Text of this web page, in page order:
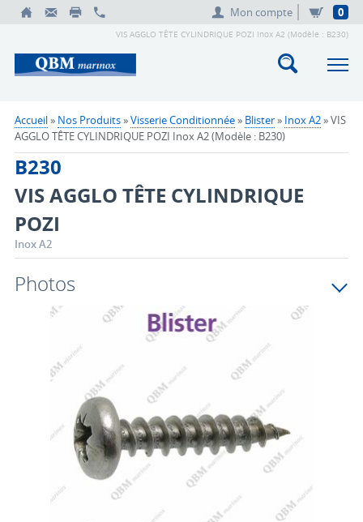
Mon compte 0
VIS AGGLO TÊTE CYLINDRIQUE POZI Inox A2 (Modèle : B230)
Accueil» Nos Produits»Visserie Conditionnée» Blister» Inox A2» VIS
AGGLO TÊTE CYLINDRIQUE POZI Inox A2 (Modèle : B230)
B230
VIS AGGLO TÊTE CYLINDRIQUE
POZI
Inox A2
Photos